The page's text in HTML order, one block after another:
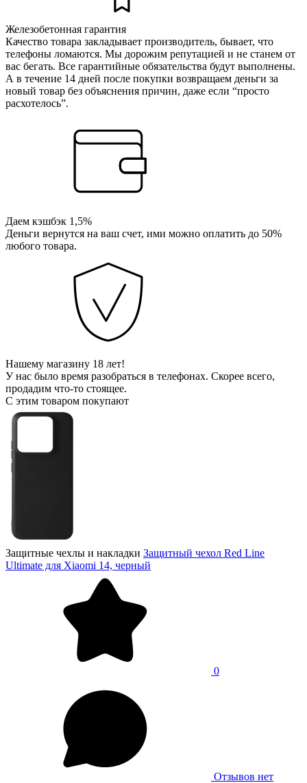
Железобетонная гарантия
Качество товара закладывает производитель, бывает, что
телефоны ломаются. Мы дорожим репутацией и не станем от
вас бегать. Все гарантийные обязательства будут выполнены.
А в течение 14 дней после покупки возвращаем деньги за
новый товар без объяснения причин, даже если “просто
расхотелось”.
Даем кэшбэк 1,5%
Деньги вернутся на ваш счет, ими можно оплатить до 50%
любого товара.
Нашему магазину 18 лет!
У нас было время разобраться в телефонах. Скорее всего,
продадим что-то стоящее.
С этим товаром покупают
Защитные чехлы и накладки Защитный чехол Red Line
Ultimate для Xiaomi 14, черный
0
Отзывов нет